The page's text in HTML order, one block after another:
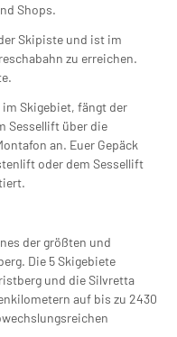
Shops.
Skipiste und ist im
zu erreichen.
Skigebiet, fängt der
Sessellift über die
an. Euer Gepäck
oder dem Sessellift
der größten und
Die 5 Skigebiete
und die Silvretta
auf bis zu 2430